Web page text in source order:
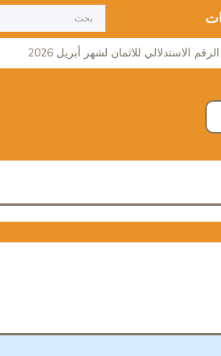
الاستدلالي للاثمان لشهر أبريل 2026